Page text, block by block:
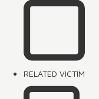
RELATED VICTIM